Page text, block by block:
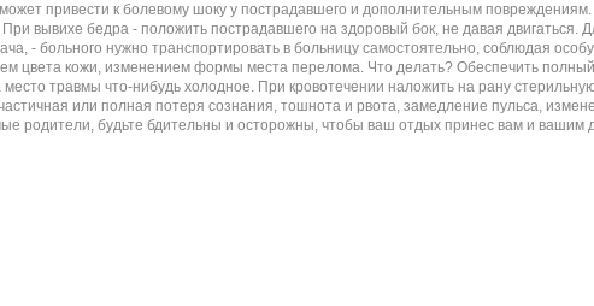
привести к болевому шоку у пострадавшего и дополнительным
При вывихе бедра - положить пострадавшего на здоровый бок, не давая
- больного нужно транспортировать в больницу самостоятельно, соблюдая
цвета кожи, изменением формы места перелома. Что делать? Обеспечить
травмы что-нибудь холодное. При кровотечении наложить на рану
или полная потеря сознания, тошнота и рвота, замедление пульса,
родители, будьте бдительны и осторожны, чтобы ваш отдых принес вам и вашим